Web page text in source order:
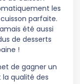
les
parfaite.
été aussi
de desserts
!
de gagner un
qualité des